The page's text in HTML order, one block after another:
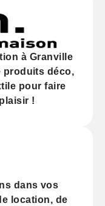
à Granville
produits déco,
pour faire
!
dans vos
location, de